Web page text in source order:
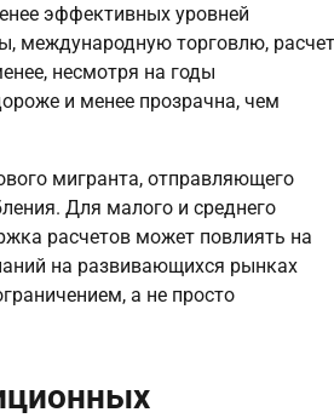
эффективных уровней
международную торговлю,
несмотря на годы
и менее прозрачна, чем
мигранта, отправляющего
Для малого и среднего
расчетов может повлиять на
на развивающихся рынках
а не просто